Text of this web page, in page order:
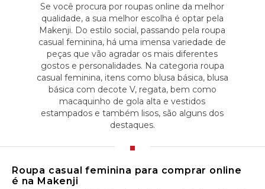
Se você procura por roupas online da melhor
qualidade, a sua melhor escolha é optar pela
Makenji. Do estilo social, passando pela roupa
casual feminina, há uma imensa variedade de
peças que vão agradar os mais diferentes
gostos e personalidades. Na categoria roupa
casual feminina, itens como blusa básica, blusa
básica com decote V, regata, bem como
macaquinho de gola alta e vestidos
estampados e também lisos, são alguns dos
destaques.
Roupa casual feminina para comprar online
é na Makenji